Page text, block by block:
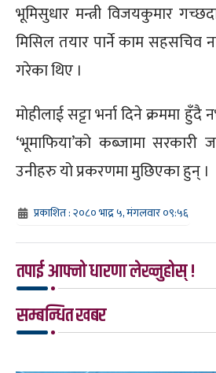
भूमिसुधार मन्त्री विजयकुमार
मिसिल तयार पार्ने काम सहसचिव
गरेका थिए ।
मोहीलाई सट्टा भर्ना दिने क्रममा
‘भूमाफिया’को कब्जामा सरकारी
उनीहरु यो प्रकरणमा मुछिएका हुन् ।
प्रकाशित : २०८० भाद्र ५, मंगलवार ०९:५६
तपाई आफ्नो धारणा लेख्नुहोस् !
सम्बन्धित खबर